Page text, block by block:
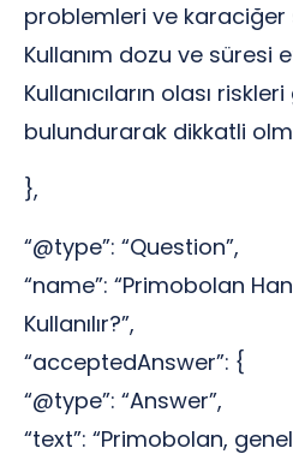
problemleri ve karaciğer
Kullanım dozu ve süresi
Kullanıcıların olası
bulundurarak dikkatli
},
“@type”: “Question”,
“name”: “Primobolan
Kullanılır?”,
“acceptedAnswer”: {
“@type”: “Answer”,
“text”: “Primobolan,